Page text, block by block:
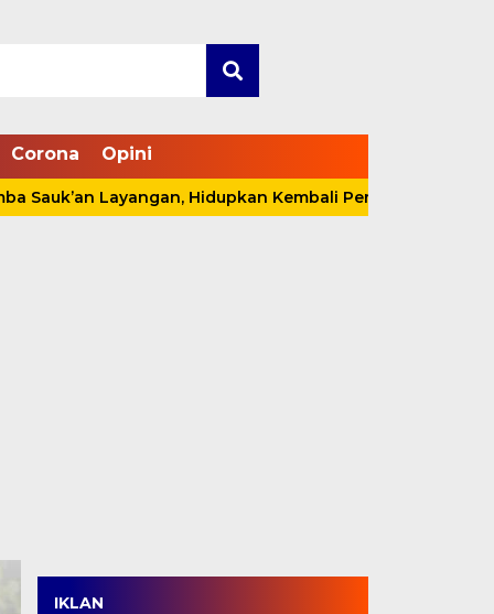
Corona Opini
Layangan, Hidupkan Kembali Permainan Tradisional di
IKLAN